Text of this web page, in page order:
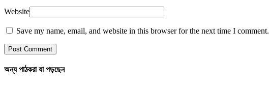
Website
Save my name, email, and website in this browser for the next time I comment.
অন্য পাঠকরা যা পড়ছেন